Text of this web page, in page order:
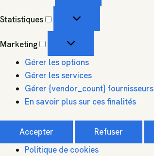
Statistiques
Marketing
Gérer les options
Gérer les services
Gérer {vendor_count} fournisseurs
En savoir plus sur ces finalités
Accepter Refuser
Politique de cookies